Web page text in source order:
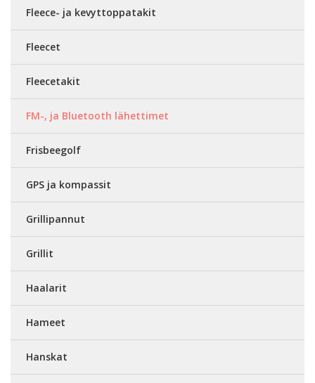
Fleece- ja kevyttoppatakit
Fleecet
Fleecetakit
FM-, ja Bluetooth lähettimet
Frisbeegolf
GPS ja kompassit
Grillipannut
Grillit
Haalarit
Hameet
Hanskat